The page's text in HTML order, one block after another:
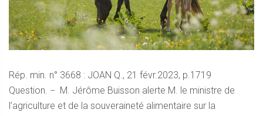
Rép. min. n° 3668 : JOAN Q., 21 févr.2023, p.1719
Question. − M. Jérôme Buisson alerte M. le ministre de
l’agriculture et de la souveraineté alimentaire sur la